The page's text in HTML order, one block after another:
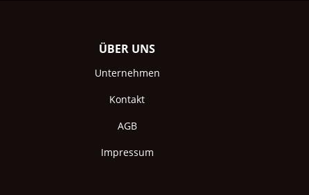
ÜBER UNS
Unternehmen
Kontakt
AGB
Impressum